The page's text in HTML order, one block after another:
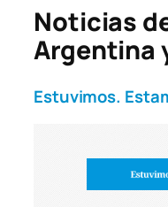
Noticias
Argentina
Estuvimos.